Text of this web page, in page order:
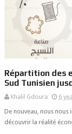
Répartition des
Sud Tunisien
Khalil Gdoura
6
De nouveau, nous nous
découvrir la réalité